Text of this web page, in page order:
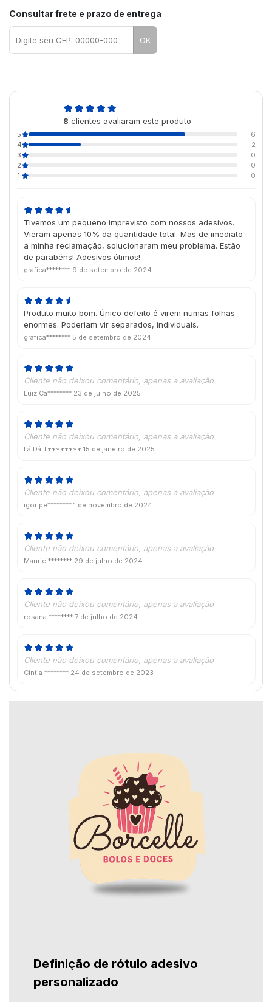
Consultar frete e prazo de entrega
OK
8 clientes avaliaram este produto
5
6
4
2
3
0
2
0
1
0
Tivemos um pequeno imprevisto com nossos adesivos.
Vieram apenas 10% da quantidade total. Mas de imediato
a minha reclamação, solucionaram meu problema. Estão
de parabéns! Adesivos ótimos!
grafica******** 9 de setembro de 2024
Produto muito bom. Único defeito é virem numas folhas
enormes. Poderiam vir separados, individuais.
grafica******** 5 de setembro de 2024
Cliente não deixou comentário, apenas a avaliação
Luiz Ca******** 23 de julho de 2025
Cliente não deixou comentário, apenas a avaliação
Lá Dá T******** 15 de janeiro de 2025
Cliente não deixou comentário, apenas a avaliação
igor pe******** 1 de novembro de 2024
Cliente não deixou comentário, apenas a avaliação
Maurici******** 29 de julho de 2024
Cliente não deixou comentário, apenas a avaliação
rosana ******** 7 de julho de 2024
Cliente não deixou comentário, apenas a avaliação
Cintia ******** 24 de setembro de 2023
Definição de rótulo adesivo
personalizado